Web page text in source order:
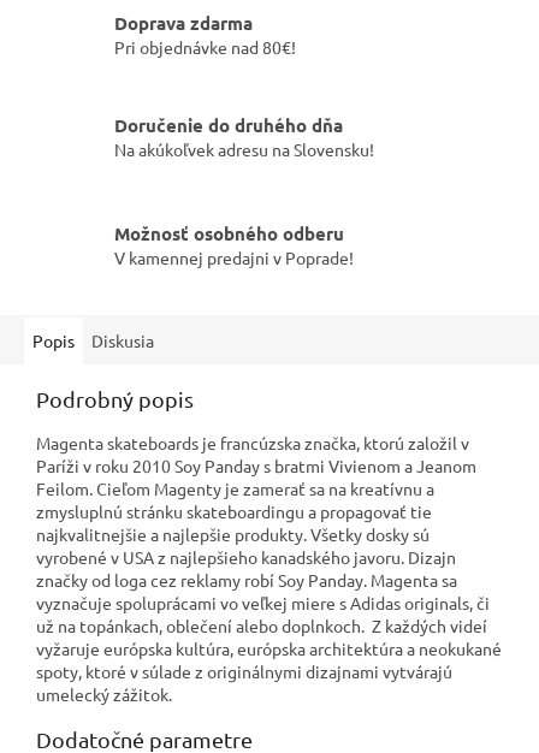
Doprava zdarma
Pri objednávke nad 80€!
Doručenie do druhého dňa
Na akúkoľvek adresu na Slovensku!
Možnosť osobného odberu
V kamennej predajni v Poprade!
Popis Diskusia
Podrobný popis
Magenta skateboards je francúzska značka, ktorú založil v
Paríži v roku 2010 Soy Panday s bratmi Vivienom a Jeanom
Feilom. Cieľom Magenty je zamerať sa na kreatívnu a
zmysluplnú stránku skateboardingu a propagovať tie
najkvalitnejšie a najlepšie produkty. Všetky dosky sú
vyrobené v USA z najlepšieho kanadského javoru. Dizajn
značky od loga cez reklamy robí Soy Panday. Magenta sa
vyznačuje spoluprácami vo veľkej miere s Adidas originals, či
už na topánkach, oblečení alebo doplnkoch. Z každých videí
vyžaruje európska kultúra, európska architektúra a neokukané
spoty, ktoré v súlade z originálnymi dizajnami vytvárajú
umelecký zážitok.
Dodatočné parametre